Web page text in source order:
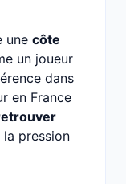
une côte
un joueur
dans
en France
la pression